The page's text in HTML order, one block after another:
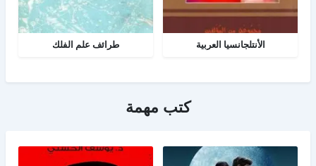
الأنتلجانسيا العربية طرائف علم الفلك
كتب مهمة